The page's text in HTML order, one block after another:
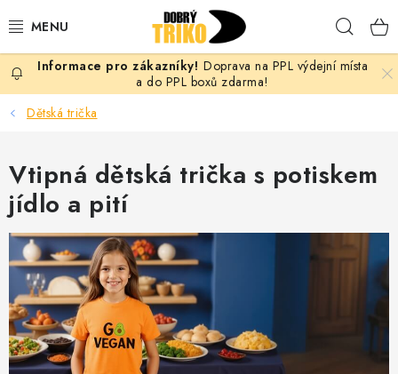
na
PRO ŽENY
PRO MUŽE
PRO DĚTI
DOPLŇKY
PRO PÁRY
VLASTNÍ MOTIV
TRIČKA
Doprava na PPL výdejní místa
a do PPL boxů zdarma!
Dětská trička
Vtipná dětská trička s potiskem
jídlo a pití